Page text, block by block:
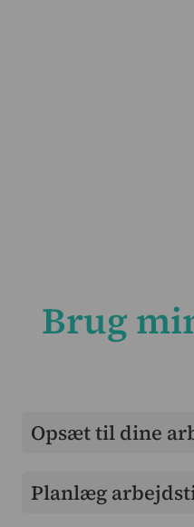
Brug
Opsæt til dine
specifikke sag, så du
Planlæg